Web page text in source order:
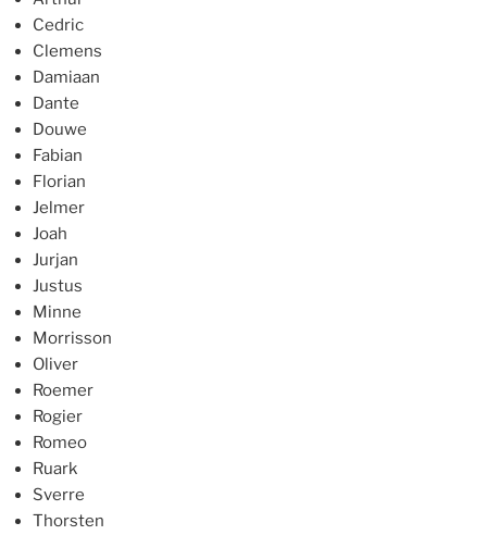
Cedric
Clemens
Damiaan
Dante
Douwe
Fabian
Florian
Jelmer
Joah
Jurjan
Justus
Minne
Morrisson
Oliver
Roemer
Rogier
Romeo
Ruark
Sverre
Thorsten